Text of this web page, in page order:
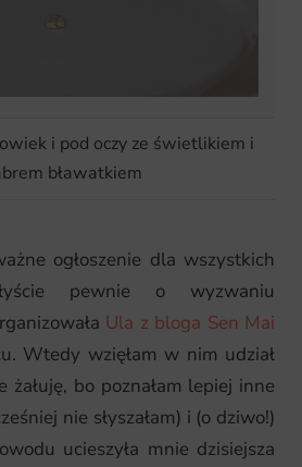
i pod oczy ze świetlikiem i
bławatkiem
ogłoszenie dla wszystkich
pewnie o wyzwaniu
Ula z bloga Sen Mai
Wtedy wzięłam w nim udział
żałuję, bo poznałam lepiej inne
nie słyszałam) i (o dziwo!)
ucieszyła mnie dzisiejsza